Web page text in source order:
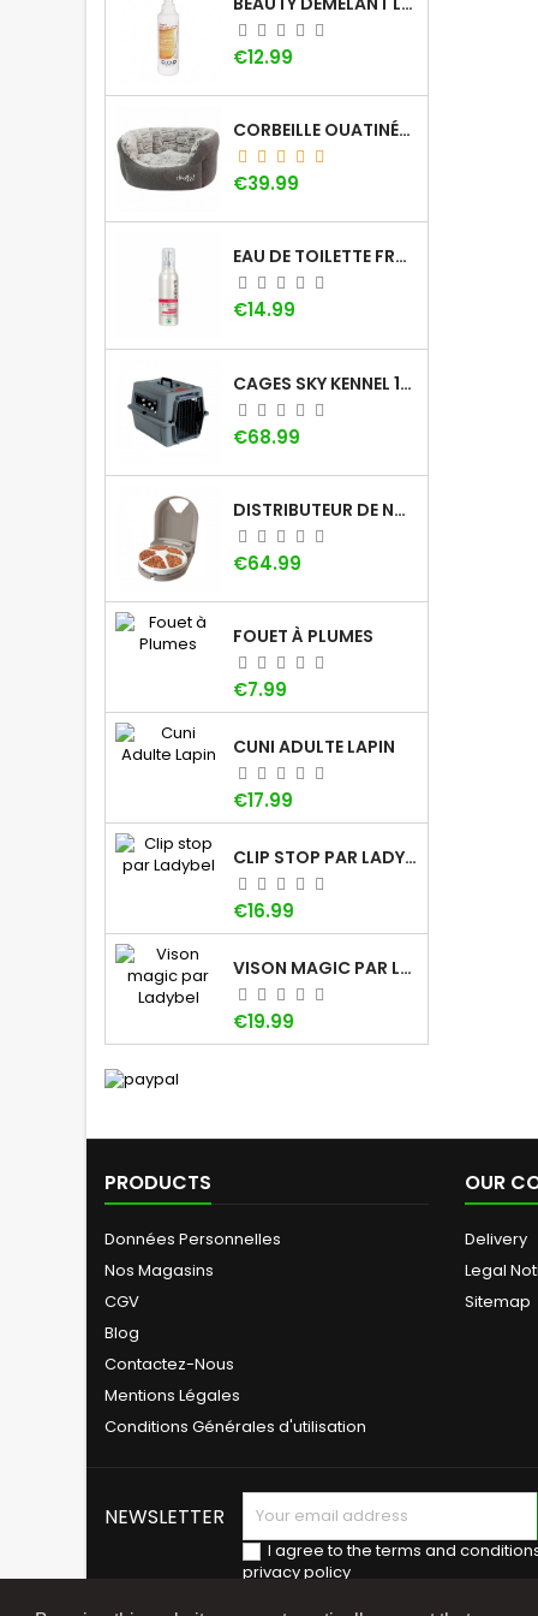
Price
€12.99
CORBEILLE OUATINÉE DOOGY WHOOLY
Price
€39.99
EAU DE TOILETTE FRAISE KHARA
Price
€14.99
CAGES SKY KENNEL 100 SMALL AVEC POIGNÉE
Price
€68.99
DISTRIBUTEUR DE NOURRITURE À MINUTEUR PETSAFE (5 REPAS)
Price
€64.99
FOUET À PLUMES
Price
€7.99
CUNI ADULTE LAPIN
Price
€17.99
CLIP STOP PAR LADYBEL
Price
€16.99
VISON MAGIC PAR LADYBEL
Price
€19.99
PRODUCTS
Données Personnelles
Nos Magasins
CGV
Blog
Contactez-Nous
Mentions Légales
Conditions Générales d'utilisation
OUR
Delivery
Legal
Sitemap
NEWSLETTER
I agree to the terms and
privacy policy